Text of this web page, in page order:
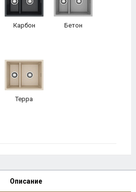
Карбон Бетон
Терра
Описание